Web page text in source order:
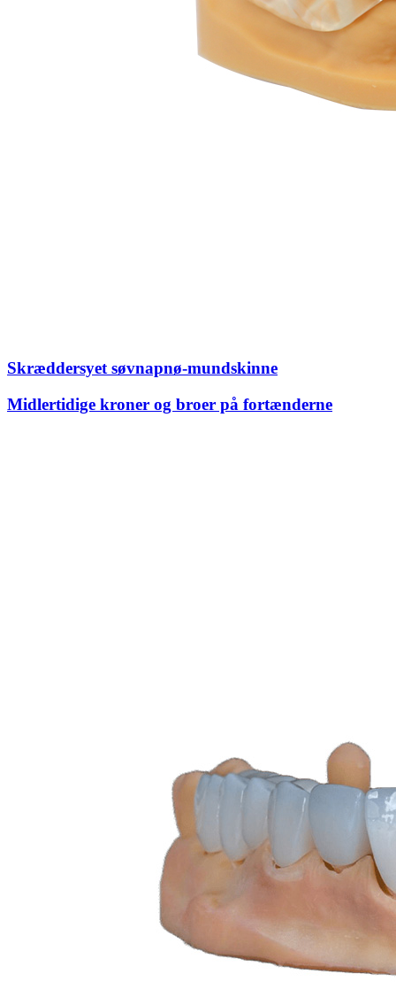
Skræddersyet søvnapnø-mundskinne
Midlertidige kroner og broer på fortænderne